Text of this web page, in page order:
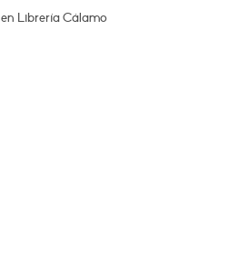
en Librería Cálamo